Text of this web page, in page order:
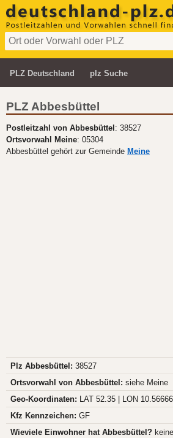
PLZ Deutschland plz Suche
PLZ Abbesbüttel
Postleitzahl von Abbesbüttel : 38527
Ortsvorwahl Meine: 05304
Abbesbüttel gehört zur Gemeinde Meine
Plz Abbesbüttel: 38527
Ortsvorwahl von Abbesbüttel: siehe Meine
Geo-Koordinaten: LAT 52.35 | LON
Kfz Kennzeichen: GF
Wieviele Einwohner hat Abbesbüttel?